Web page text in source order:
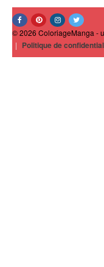
© 2026 ColoriageManga -
| Politique de